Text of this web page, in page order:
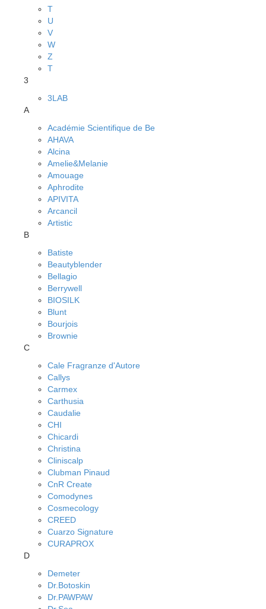
T
U
V
W
Z
Т
3
3LAB
A
Académie Scientifique de Be
AHAVA
Alcina
Amelie&Melanie
Amouage
Aphrodite
APIVITA
Arcancil
Artistic
B
Batiste
Beautyblender
Bellagio
Berrywell
BIOSILK
Blunt
Bourjois
Brownie
C
Cale Fragranze d'Autore
Callys
Carmex
Carthusia
Caudalie
CHI
Chicardi
Christina
Cliniscalp
Clubman Pinaud
CnR Create
Comodynes
Cosmecology
CREED
Cuarzo Signature
CURAPROX
D
Demeter
Dr.Botoskin
Dr.PAWPAW